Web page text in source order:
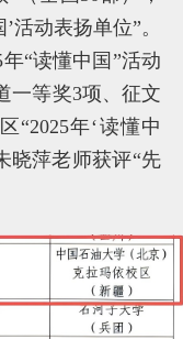
活动表扬单位”。
“读懂中国”活动
一等奖3项、征文
“2025年‘读懂中
晓萍老师获评“先